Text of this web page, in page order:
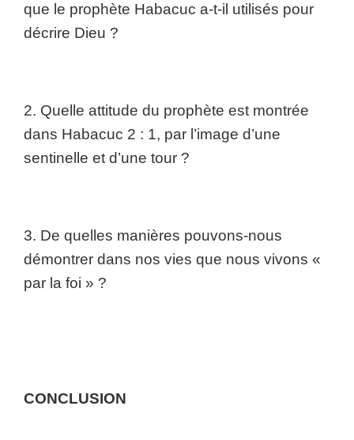
que le prophète Habacuc a-t-il utilisés pour
décrire Dieu ?
2. Quelle attitude du prophète est montrée
dans Habacuc 2 : 1, par l’image d’une
sentinelle et d’une tour ?
3. De quelles manières pouvons-nous
démontrer dans nos vies que nous vivons «
par la foi » ?
CONCLUSION